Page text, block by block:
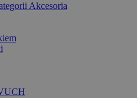
Akcesoria